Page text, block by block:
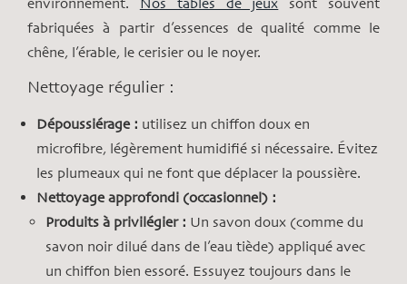
environnement.Nos tables de jeuxsont souvent
fabriquées à partir d’essences de qualité comme le
chêne, l’érable, le cerisier ou le noyer.
Nettoyage régulier :
Dépoussiérage : utilisez un chiffon doux en
microfibre, légèrement humidifié si nécessaire. Évitez
les plumeaux qui ne font que déplacer la poussière.
Nettoyage approfondi (occasionnel) :
Produits à privilégier : Un savon doux (comme du
savon noir dilué dans de l’eau tiède) appliqué avec
un chiffon bien essoré. Essuyez toujours dans le